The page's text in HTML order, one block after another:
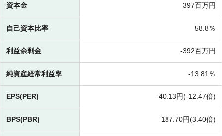
資本金 397百万円
自己資本比率 58.8％
利益余剰金 -392百万円
純資産経常利益率 -13.81％
EPS(PER) -40.13円(-12.47倍)
BPS(PBR) 187.70円(3.40倍)